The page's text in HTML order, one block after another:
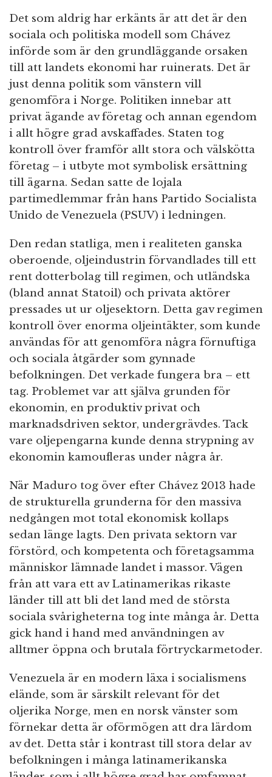
Det som aldrig har erkänts är att det är den
sociala och politiska modell som Chávez
införde som är den grundläggande orsaken
till att landets ekonomi har ruinerats. Det är
just denna politik som vänstern vill
genomföra i Norge. Politiken innebar att
privat ägande av företag och annan egendom
i allt högre grad avskaffades. Staten tog
kontroll över framför allt stora och välskötta
företag – i utbyte mot symbolisk ersättning
till ägarna. Sedan satte de lojala
partimedlemmar från hans Partido Socialista
Unido de Venezuela (PSUV) i ledningen.
Den redan statliga, men i realiteten ganska
oberoende, oljeindustrin förvandlades till ett
rent dotterbolag till regimen, och utländska
(bland annat Statoil) och privata aktörer
pressades ut ur oljesektorn. Detta gav regimen
kontroll över enorma oljeintäkter, som kunde
användas för att genomföra några förnuftiga
och sociala åtgärder som gynnade
befolkningen. Det verkade fungera bra – ett
tag. Problemet var att själva grunden för
ekonomin, en produktiv privat och
marknadsdriven sektor, undergrävdes. Tack
vare oljepengarna kunde denna strypning av
ekonomin kamoufleras under några år.
När Maduro tog över efter Chávez 2013 hade
de strukturella grunderna för den massiva
nedgången mot total ekonomisk kollaps
sedan länge lagts. Den privata sektorn var
förstörd, och kompetenta och företagsamma
människor lämnade landet i massor. Vägen
från att vara ett av Latinamerikas rikaste
länder till att bli det land med de största
sociala svårigheterna tog inte många år. Detta
gick hand i hand med användningen av
alltmer öppna och brutala förtryckarmetoder.
Venezuela är en modern läxa i socialismens
elände, som är särskilt relevant för det
oljerika Norge, men en norsk vänster som
förnekar detta är oförmögen att dra lärdom
av det. Detta står i kontrast till stora delar av
befolkningen i många latinamerikanska